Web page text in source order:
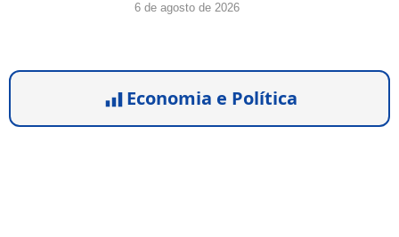
6 de agosto de 2026
Economia e Política